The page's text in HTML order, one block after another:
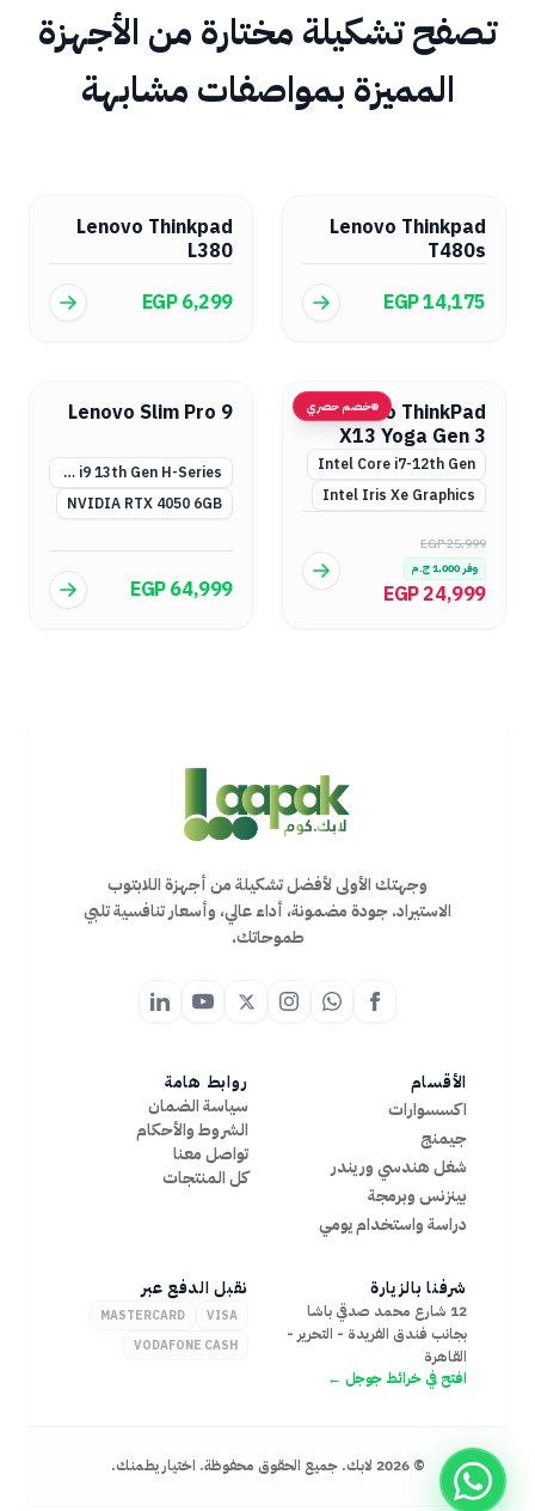
تصفح تشكيلة مختارة من الأجهزة
المميزة بمواصفات مشابهة
Lenovo Thinkpad
T480s
EGP 14,175
Lenovo Thinkpad
L380
EGP 6,299
خصم حصري
Lenovo ThinkPad
X13 Yoga Gen 3
Intel Core i7-12th Gen
Intel Iris Xe Graphics
EGP 25,999
وفر1,000ج.م
EGP 24,999
Lenovo Slim Pro 9
Intel Core i9 13th Gen H-Series
NVIDIA RTX 4050 6GB
EGP 64,999
وجهتك الأولى لأفضل تشكيلة من أجهزة اللابتوب
الاستيراد. جودة مضمونة، أداء عالي، وأسعار تنافسية تلبي
طموحاتك.
الأقسام
اكسسوارات
جيمنج
شغل هندسي وريندر
بينزنس وبرمجة
دراسة واستخدام يومي
روابط هامة
سياسة الضمان
الشروط والأحكام
تواصل معنا
كل المنتجات
شرفنا بالزيارة
12 شارع محمد صدقي باشا
بجانب فندق الفريدة - التحرير -
القاهرة
افتح في خرائط جوجل ←
نقبل الدفع عبر
VISA
MASTERCARD
VODAFONE CASH
©
2026 لابك. جميع الحقوق محفوظة. اختيار يطمنك.